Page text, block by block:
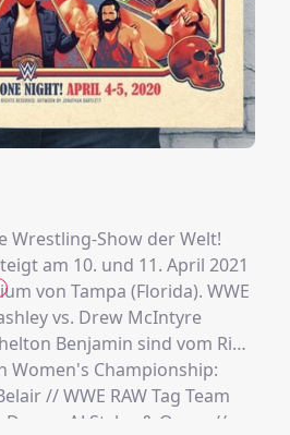
Wrestling-Show der Welt!
am 10. und 11. April 2021
von Tampa (Florida). WWE
vs. Drew McIntyre
Benjamin sind vom Ring
Women's Championship:
// WWE RAW Tag Team
vs. AJ Styles & Omos //